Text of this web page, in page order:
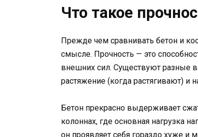
Что такое
Прежде чем сравнивать бетон и
смысле. Прочность — это
внешних сил. Существуют разные
растяжение (когда растягивают) и
Бетон прекрасно выдерживает
колоннах, где основная нагрузка
он проявляет себя гораздо хуже и